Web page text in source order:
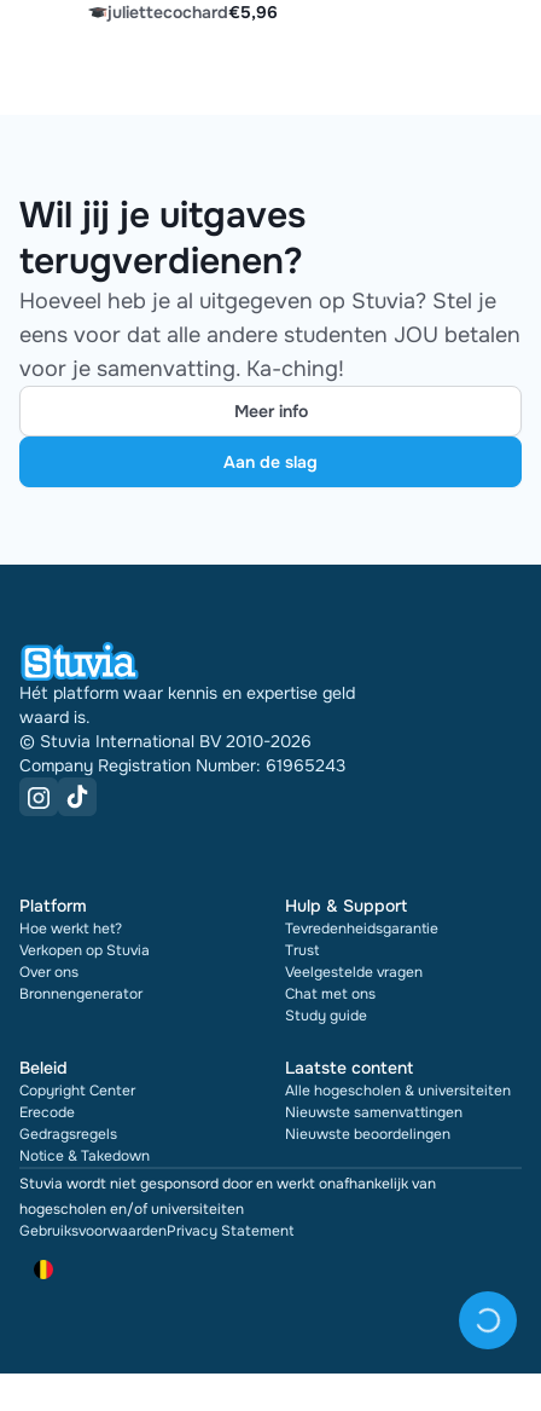
juliettecochard€5,96
Wil jij je uitgaves
terugverdienen?
Hoeveel heb je al uitgegeven op Stuvia? Stel je
eens voor dat alle andere studenten JOU betalen
voor je samenvatting. Ka-ching!
Meer info
Aan de slag
Hét platform waar kennis en expertise geld
waard is.
© Stuvia International BV 2010-2026
Company Registration Number: 61965243
Platform
Hoe werkt het?
Verkopen op Stuvia
Over ons
Bronnengenerator
Hulp & Support
Tevredenheidsgarantie
Trust
Veelgestelde vragen
Chat met ons
Study guide
Beleid
Copyright Center
Erecode
Gedragsregels
Notice & Takedown
Laatste content
Alle hogescholen & universiteiten
Nieuwste samenvattingen
Nieuwste beoordelingen
Stuvia wordt niet gesponsord door en werkt onafhankelijk van
hogescholen en/of universiteiten
GebruiksvoorwaardenPrivacy Statement